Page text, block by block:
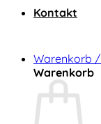
Kontakt
Warenkorb /
Warenkorb